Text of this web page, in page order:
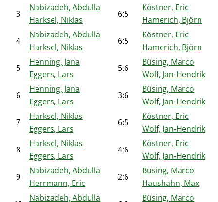
3
Nabizadeh, Abdulla
Harksel, Niklas
6:5
Köstner, Eric
Hamerich, Björn
4
Nabizadeh, Abdulla
Harksel, Niklas
6:5
Köstner, Eric
Hamerich, Björn
5
Henning, Jana
Eggers, Lars
5:6
Büsing, Marco
Wolf, Jan-Hendrik
6
Henning, Jana
Eggers, Lars
3:6
Büsing, Marco
Wolf, Jan-Hendrik
7
Harksel, Niklas
Eggers, Lars
6:5
Köstner, Eric
Wolf, Jan-Hendrik
8
Harksel, Niklas
Eggers, Lars
4:6
Köstner, Eric
Wolf, Jan-Hendrik
9
Nabizadeh, Abdulla
Herrmann, Eric
2:6
Büsing, Marco
Haushahn, Max
Nabizadeh, Abdulla
Büsing, Marco